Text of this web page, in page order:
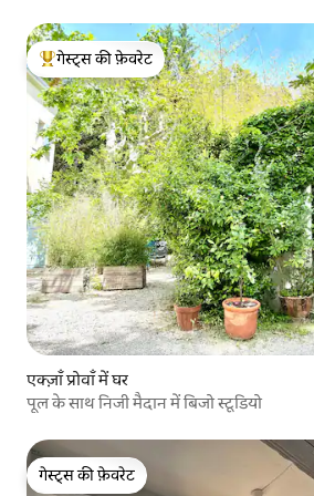
गेस्ट्स का टॉप फ़ेवरेट
गेस्ट्स की फ़ेवरेट
एक्ज़ाँ प्रोवाँ में घर
पूल के साथ निजी मैदान में बिजो स्टूडियो
गेस्ट्स की फ़ेवरेट
गेस्ट्स की फ़ेवरेट